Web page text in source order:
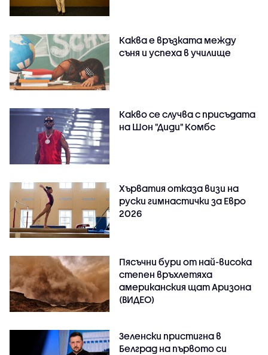
Каква е връзката между
съня и успеха в училище
Какво се случва с присъдата
на Шон "Диди" Комбс
Хърватия отказа визи на
руски гимнастички за Евро
2026
Пясъчни бури от най-висока
степен връхлетяха
американския щат Аризона
(ВИДЕО)
Зеленски пристигна в
Белград на първото си